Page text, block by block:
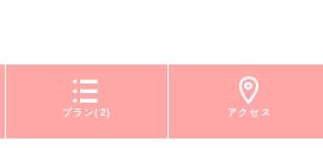
プラン(2) アクセス